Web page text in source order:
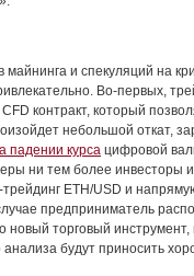
майнинга и спекуляций на
Во-первых,
контракт, который
небольшой откат,
падении курса цифровой
ни тем более
ETH/USD и
предприниматель
новый торговый
анализа будут приносить